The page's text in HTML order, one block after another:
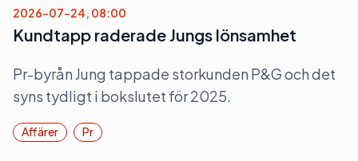
2026-07-24, 08:00
Kundtapp raderade Jungs lönsamhet
Pr-byrån Jung tappade storkunden P&G och det
syns tydligt i bokslutet för 2025.
Affärer Pr